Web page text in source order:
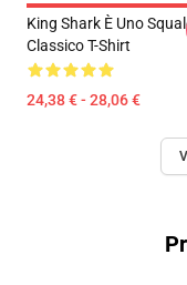
King Shark È Uno
Classico T-Shirt
24,38 € - 28,06 €